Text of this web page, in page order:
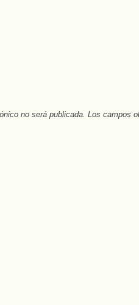
no será publicada. Los campos